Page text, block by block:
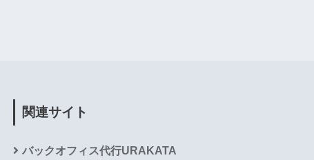
関連サイト
バックオフィス代行URAKATA